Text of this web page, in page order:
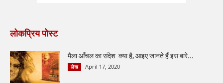
लोकप्रिय पोस्ट
मैला आँचल का संदेश क्या है, आइए जानते हैं इस बारे...
लेख April 17, 2020